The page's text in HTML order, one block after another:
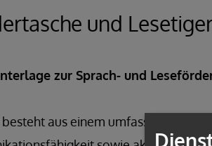
und
zur Sprach- und
aus einem umfassenden